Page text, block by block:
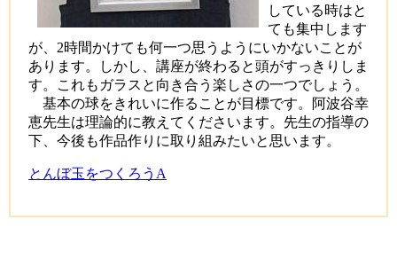
している時はと
ても集中します
が、2時間かけても何一つ思うようにいかないことが
あります。しかし、講座が終わると頭がすっきりしま
す。これもガラスと向き合う楽しさの一つでしょう。
基本の球をきれいに作ることが目標です。阿波谷幸
恵先生は理論的に教えてくださいます。先生の指導の
下、今後も作品作りに取り組みたいと思います。
とんぼ玉をつくろうA